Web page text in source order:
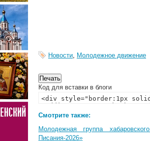
Новости, Молодежное движение
Код для вставки в блоги
Смотрите также:
Молодежная группа
Писания-2026»